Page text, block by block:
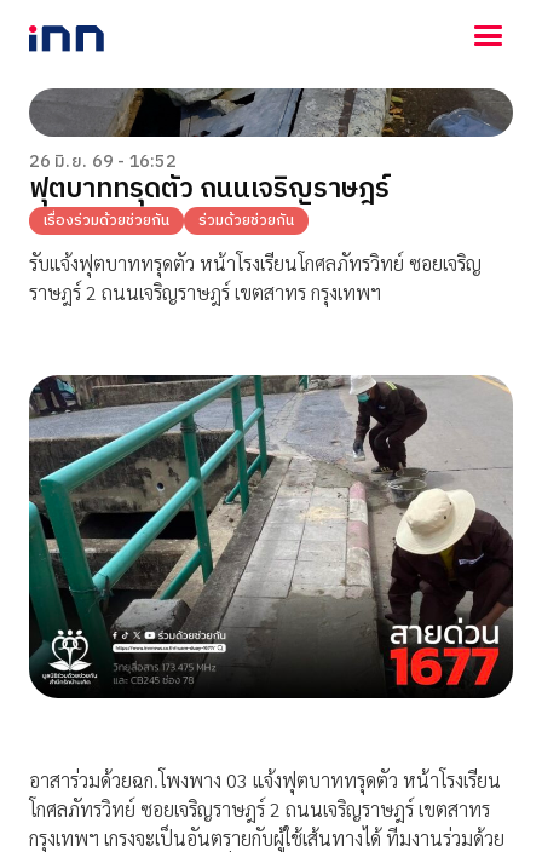
NEWS
ENTERTAINMENT
LIFESTYLE
HOROSCOPE
LOTTERY
VIDEO
ร่วมด้วยช่วยกัน
26 มิ.ย. 69 - 16:52
ฟุตบาททรุดตัว ถนนเจริญราษฎร์
เรื่องร่วมด้วยช่วยกัน ร่วมด้วยช่วยกัน
รับแจ้งฟุตบาททรุดตัว หน้าโรงเรียนโกศลภัทรวิทย์ ซอยเจริญ
ราษฎร์ 2 ถนนเจริญราษฎร์ เขตสาทร กรุงเทพฯ
อาสาร่วมด้วยฉก.โพงพาง 03 แจ้งฟุตบาททรุดตัว หน้าโรงเรียน
โกศลภัทรวิทย์ ซอยเจริญราษฎร์ 2 ถนนเจริญราษฎร์ เขตสาทร
กรุงเทพฯ เกรงจะเป็นอันตรายกับผู้ใช้เส้นทางได้ ทีมงานร่วมด้วย